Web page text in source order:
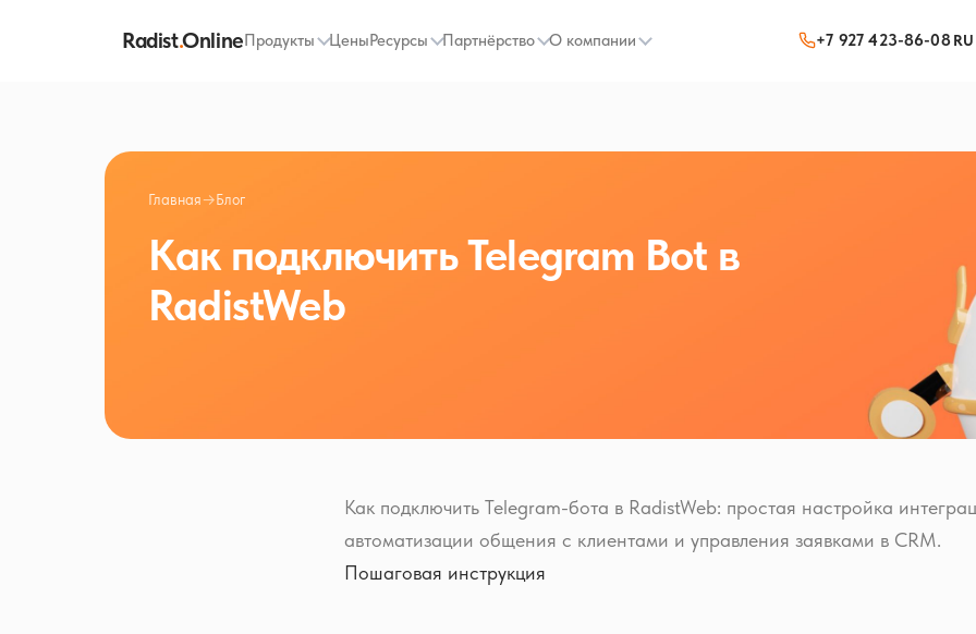
Radist.OnlineПродукты ЦеныРесурсы Партнёрство О компании +7 927 423-86-08 RU
Главная→Блог
Как подключить Telegram Bot в
RadistWeb
Как подключить Telegram-бота в RadistWeb: простая настройка
автоматизации общения с клиентами и управления заявками в CRM.
Пошаговая инструкция